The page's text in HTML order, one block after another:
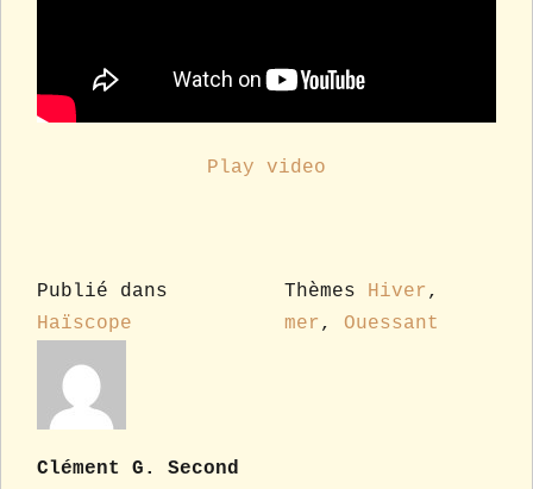
Play video
Publié dans
Haïscope
Thèmes Hiver ,
mer , Ouessant
Clément G. Second